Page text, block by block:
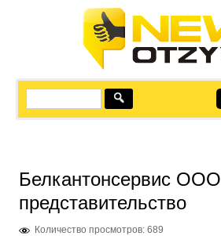
Белкантонсервис ООО
представительство
Количество просмотров: 689